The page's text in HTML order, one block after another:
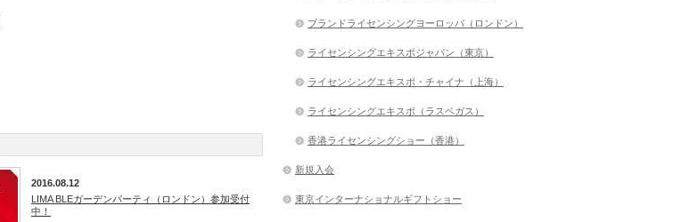
2016.08.12
LIMA BLEガーデンパーティ（ロンドン）参加受付
中！
ブランドライセンシングヨーロッパ（ロンドン）
ライセンシングエキスポジャパン（東京）
ライセンシングエキスポ・チャイナ（上海）
ライセンシングエキスポ（ラスベガス）
香港ライセンシングショー（香港）
新規入会
東京インターナショナルギフトショー